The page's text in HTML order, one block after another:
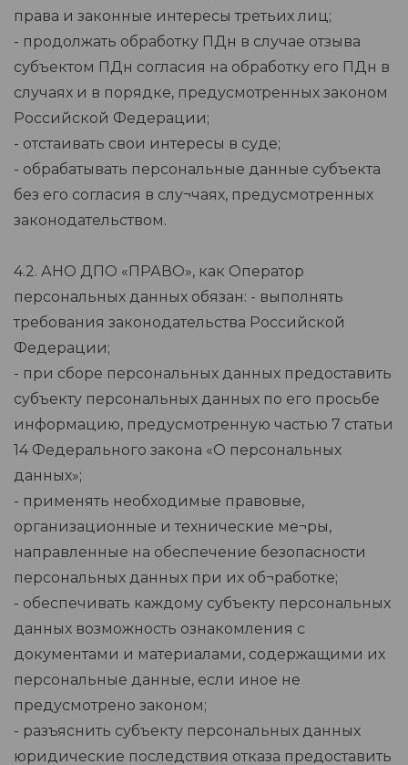
права и законные интересы третьих лиц;
- продолжать обработку ПДн в случае отзыва
субъектом ПДн согласия на обработку его ПДн в
случаях и в порядке, предусмотренных законом
Российской Федерации;
- отстаивать свои интересы в суде;
- обрабатывать персональные данные субъекта
без его согласия в слу¬чаях, предусмотренных
законодательством.
4.2. АНО ДПО «ПРАВО», как Оператор
персональных данных обязан: - выполнять
требования законодательства Российской
Федерации;
- при сборе персональных данных предоставить
субъекту персональных данных по его просьбе
информацию, предусмотренную частью 7 статьи
14 Федерального закона «О персональных
данных»;
- применять необходимые правовые,
организационные и технические ме¬ры,
направленные на обеспечение безопасности
персональных данных при их об¬работке;
- обеспечивать каждому субъекту персональных
данных возможность ознакомления с
документами и материалами, содержащими их
персональные данные, если иное не
предусмотрено законом;
- разъяснить субъекту персональных данных
юридические последствия отказа предоставить